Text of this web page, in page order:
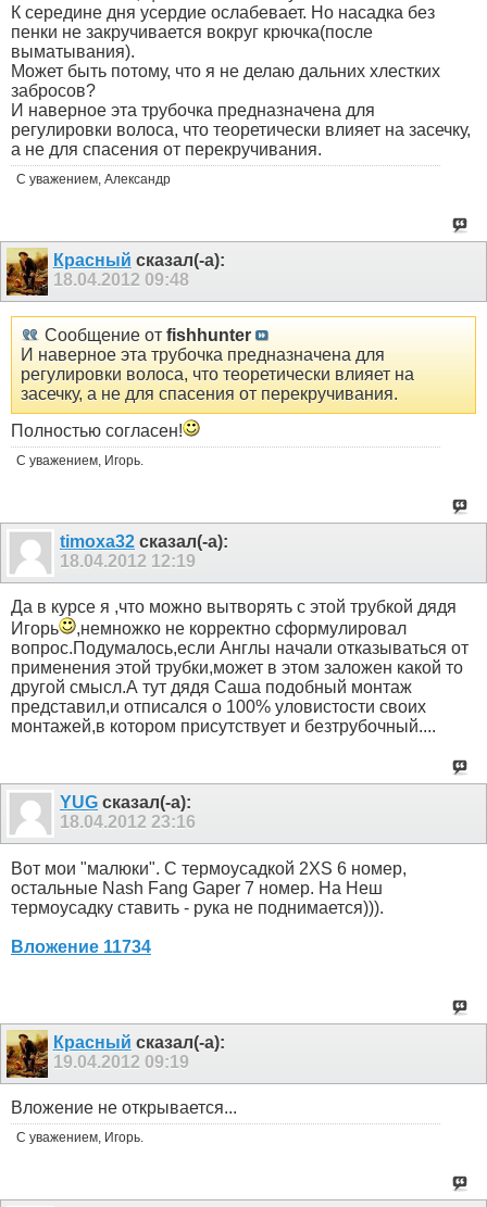
К середине дня усердие ослабевает. Но насадка без
пенки не закручивается вокруг крючка(после
выматывания).
Может быть потому, что я не делаю дальних хлестких
забросов?
И наверное эта трубочка предназначена для
регулировки волоса, что теоретически влияет на засечку,
а не для спасения от перекручивания.
С уважением, Александр
Красный сказал(-а):
18.04.2012 09:48
Сообщение от fishhunter
И наверное эта трубочка предназначена для
регулировки волоса, что теоретически влияет на
засечку, а не для спасения от перекручивания.
Полностью согласен!
С уважением, Игорь.
timoxa32 сказал(-а):
18.04.2012 12:19
Да в курсе я ,что можно вытворять с этой трубкой дядя
Игорь
,немножко не корректно сформулировал
вопрос.Подумалось,если Англы начали отказываться от
применения этой трубки,может в этом заложен какой то
другой смысл.А тут дядя Саша подобный монтаж
представил,и отписался о 100% уловистости своих
монтажей,в котором присутствует и безтрубочный....
YUG сказал(-а):
18.04.2012 23:16
Вот мои "малюки". С термоусадкой 2XS 6 номер,
остальные Nash Fang Gaper 7 номер. На Неш
термоусадку ставить - рука не поднимается))).
Вложение 11734
Красный сказал(-а):
19.04.2012 09:19
Вложение не открывается...
С уважением, Игорь.